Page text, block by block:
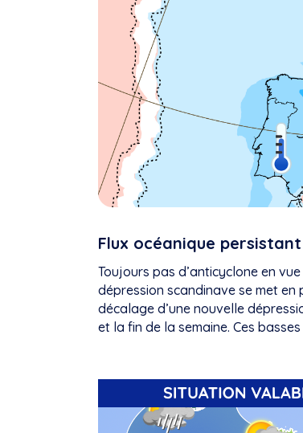
Flux océanique persistant
Toujours pas d’anticyclone en
dépression scandinave se met en
décalage d’une nouvelle
et la fin de la semaine. Ces